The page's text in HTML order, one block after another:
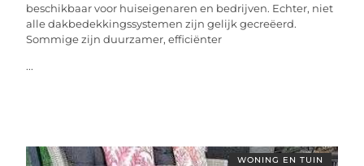
beschikbaar voor huiseigenaren en bedrijven. Echter, niet
alle dakbedekkingssystemen zijn gelijk gecreëerd.
Sommige zijn duurzamer, efficiënter
...
WONING EN TUIN